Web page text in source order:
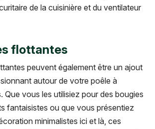
de la cuisinière et du ventilateur
flottantes
peuvent également être un ajout
autour de votre poêle à
Que vous les utilisiez pour des bougies
fantaisistes ou que vous présentiez
minimalistes ici et là, ces